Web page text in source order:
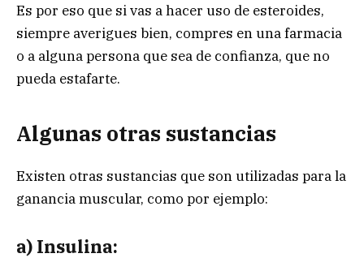
Es por eso que si vas a hacer uso de esteroides,
siempre averigues bien, compres en una farmacia
o a alguna persona que sea de confianza, que no
pueda estafarte.
Algunas otras sustancias
Existen otras sustancias que son utilizadas para la
ganancia muscular, como por ejemplo:
a) Insulina: